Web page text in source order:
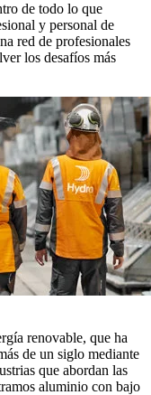
de todo lo que
y personal de
red de profesionales
los desafíos más
renovable, que ha
de un siglo mediante
que abordan las
aluminio con bajo